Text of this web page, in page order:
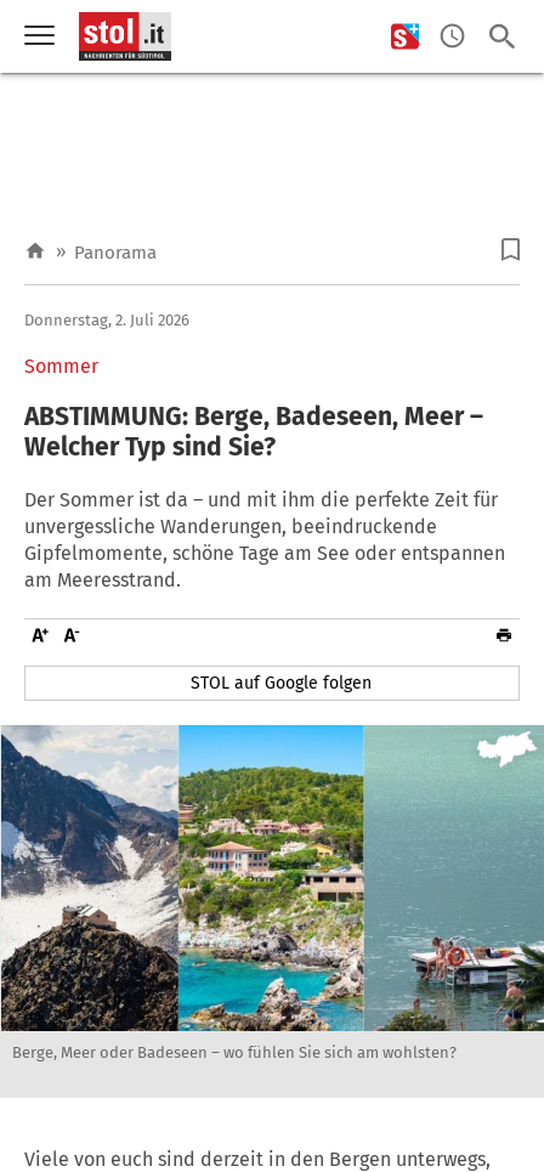
» Panorama
Sommer
Donnerstag, 2. Juli 2026
ABSTIMMUNG: Berge, Badeseen, Meer –
Welcher Typ sind Sie?
Der Sommer ist da – und mit ihm die perfekte Zeit für
unvergessliche Wanderungen, beeindruckende
Gipfelmomente, schöne Tage am See oder entspannen
am Meeresstrand.
STOL auf Google folgen
Berge, Meer oder Badeseen – wo fühlen Sie sich am wohlsten?
Viele von euch sind derzeit in den Bergen unterwegs,